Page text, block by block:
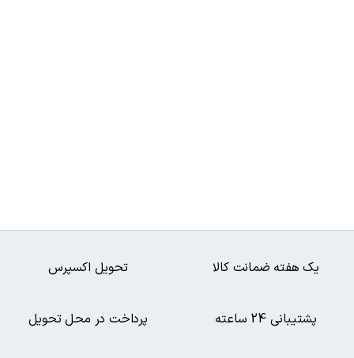
پرداخت در محل تحویل پشتیبانی 24 ساعته
تحویل اکسپرس یک هفته ضمانت کالا